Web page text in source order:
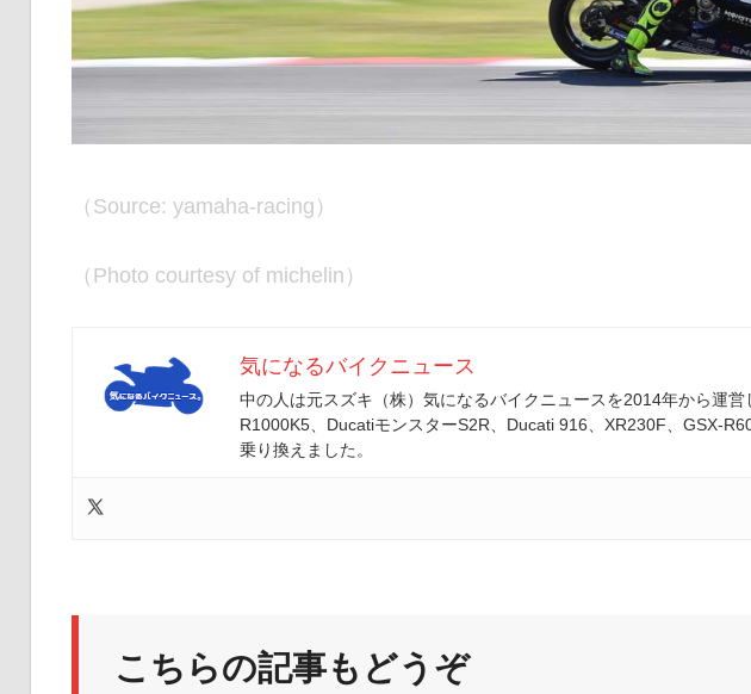
（Source: yamaha-racing）
（Photo courtesy of michelin）
気になるバイクニュース
中の人は元スズキ（株）気になるバイクニュースを2014年から運
R1000K5、DucatiモンスターS2R、Ducati 916、XR230F、GSX-
乗り換えました。
こちらの記事もどうぞ